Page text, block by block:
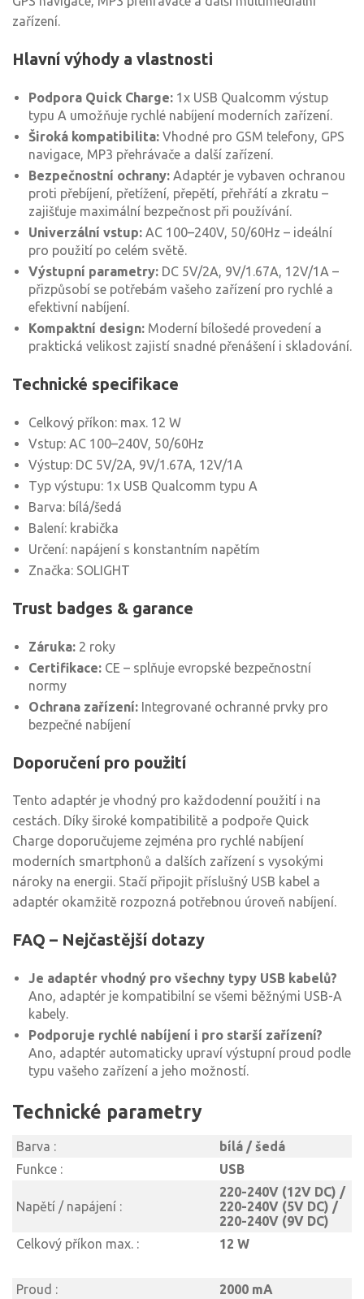
zařízení.
Hlavní výhody a vlastnosti
Podpora Quick Charge: 1x USB Qualcomm výstup
typu A umožňuje rychlé nabíjení moderních zařízení.
Široká kompatibilita: Vhodné pro GSM telefony, GPS
navigace, MP3 přehrávače a další zařízení.
Bezpečnostní ochrany: Adaptér je vybaven ochranou
proti přebíjení, přetížení, přepětí, přehřátí a zkratu –
zajišťuje maximální bezpečnost při používání.
Univerzální vstup: AC 100–240V, 50/60Hz – ideální
pro použití po celém světě.
Výstupní parametry: DC 5V/2A, 9V/1.67A, 12V/1A –
přizpůsobí se potřebám vašeho zařízení pro rychlé a
efektivní nabíjení.
Kompaktní design: Moderní bílošedé provedení a
praktická velikost zajistí snadné přenášení i skladování.
Technické specifikace
Celkový příkon: max. 12 W
Vstup: AC 100–240V, 50/60Hz
Výstup: DC 5V/2A, 9V/1.67A, 12V/1A
Typ výstupu: 1x USB Qualcomm typu A
Barva: bílá/šedá
Balení: krabička
Určení: napájení s konstantním napětím
Značka: SOLIGHT
Trust badges & garance
Záruka: 2 roky
Certifikace: CE – splňuje evropské bezpečnostní
normy
Ochrana zařízení: Integrované ochranné prvky pro
bezpečné nabíjení
Doporučení pro použití
Tento adaptér je vhodný pro každodenní použití i na
cestách. Díky široké kompatibilitě a podpoře Quick
Charge doporučujeme zejména pro rychlé nabíjení
moderních smartphonů a dalších zařízení s vysokými
nároky na energii. Stačí připojit příslušný USB kabel a
adaptér okamžitě rozpozná potřebnou úroveň nabíjení.
FAQ – Nejčastější dotazy
Je adaptér vhodný pro všechny typy USB kabelů?
Ano, adaptér je kompatibilní se všemi běžnými USB-A
kabely.
Podporuje rychlé nabíjení i pro starší zařízení?
Ano, adaptér automaticky upraví výstupní proud podle
typu vašeho zařízení a jeho možností.
Technické parametry
Barva :
bílá / šedá
Funkce :
USB
Napětí / napájení :
220-240V (12V DC) /
220-240V (5V DC) /
220-240V (9V DC)
Celkový příkon max. :
12 W
Proud : 2000 mA